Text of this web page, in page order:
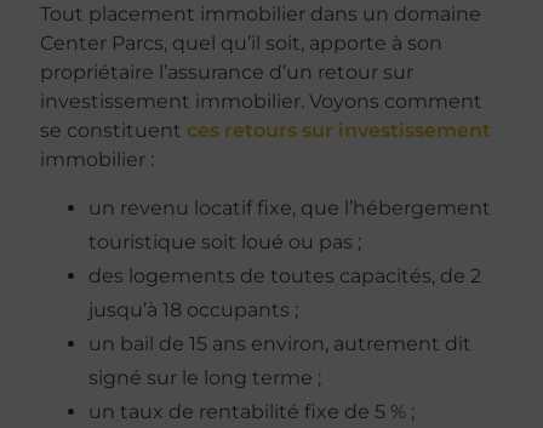
Tout placement immobilier dans un domaine
Center Parcs, quel qu’il soit, apporte à son
propriétaire l’assurance d’un retour sur
investissement immobilier. Voyons comment
se constituentces retours sur investissement
immobilier :
un revenu locatif fixe, que l’hébergement
touristique soit loué ou pas ;
des logements de toutes capacités, de 2
jusqu’à 18 occupants ;
un bail de 15 ans environ, autrement dit
signé sur le long terme ;
un taux de rentabilité fixe de 5 % ;